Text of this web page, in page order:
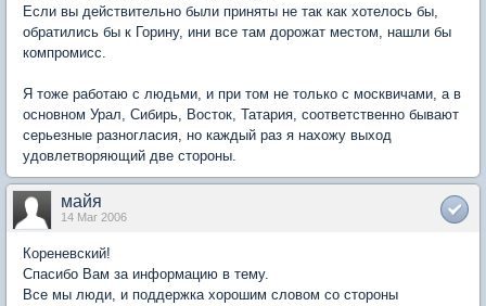
Если вы действительно были приняты не так как хотелось бы,
обратились бы к Горину, ини все там дорожат местом, нашли бы
компромисс.
Я тоже работаю с людьми, и при том не только с москвичами, а в
основном Урал, Сибирь, Восток, Татария, соответственно бывают
серьезные разногласия, но каждый раз я нахожу выход
удовлетворяющий две стороны.
майя
14 Mar 2006
Кореневский!
Спасибо Вам за информацию в тему.
Все мы люди, и поддержка хорошим словом со стороны